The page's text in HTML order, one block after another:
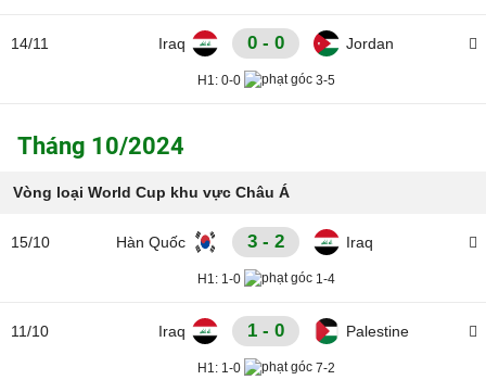
14/11 Iraq 0 - 0 Jordan
H1: 0-0 3-5
Tháng 10/2024
Vòng loại World Cup khu vực Châu Á
15/10 Hàn Quốc 3 - 2 Iraq
H1: 1-0 1-4
11/10 Iraq 1 - 0 Palestine
H1: 1-0 7-2